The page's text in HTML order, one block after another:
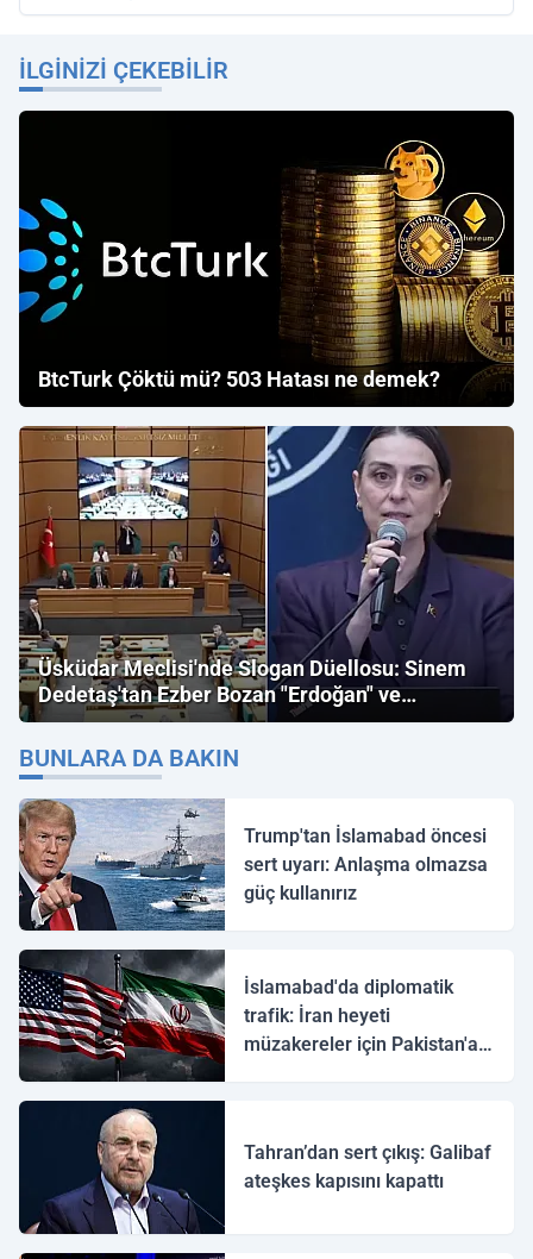
İLGINIZI ÇEKEBILIR
BtcTurk Çöktü mü? 503 Hatası ne demek?
Üsküdar Meclisi'nde Slogan Düellosu: Sinem
Dedetaş'tan Ezber Bozan "Erdoğan" ve
"İmamoğlu" Çıkışı!
BUNLARA DA BAKIN
Trump'tan İslamabad öncesi
sert uyarı: Anlaşma olmazsa
güç kullanırız
İslamabad'da diplomatik
trafik: İran heyeti
müzakereler için Pakistan'a
Tahran’dan sert çıkış: Galibaf
ateşkes kapısını kapattı